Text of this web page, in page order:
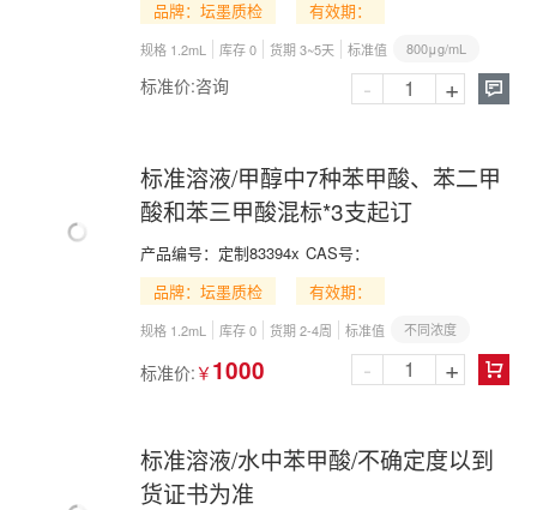
品牌：坛墨质检
有效期：
规格 1.2mL 库存 0 货期 3~5天 标准值 800μg/mL
标准价:咨询 
- +
标准溶液/甲醇中7种苯甲酸、苯二甲
酸和苯三甲酸混标*3支起订
产品编号： 定制83394x CAS号：
品牌：坛墨质检
有效期：
规格 1.2mL 库存 0 货期 2-4周 标准值 不同浓度
标准价: ￥ 1000 
- +
标准溶液/水中苯甲酸/不确定度以到
货证书为准